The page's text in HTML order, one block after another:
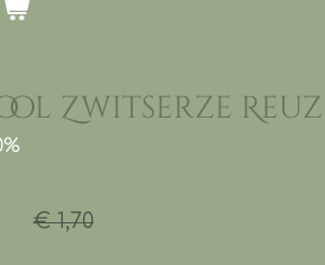
Zwitserze
€ 1,70